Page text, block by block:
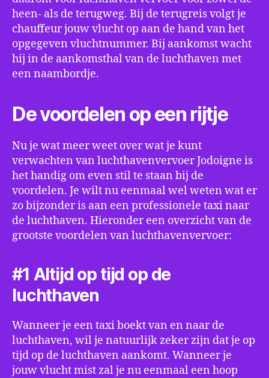
heen- als de terugweg. Bij de terugreis volgt je
chauffeur jouw vlucht op aan de hand van het
opgegeven vluchtnummer. Bij aankomst wacht
hij in de aankomsthal van de luchthaven met
een naambordje.
De voordelen op een rijtje
Nu je wat meer weet over wat je kunt
verwachten van luchthavenvervoer Jodoigne is
het handig om even stil te staan bij de
voordelen. Je wilt nu eenmaal wel weten wat er
zo bijzonder is aan een professionele taxi naar
de luchthaven. Hieronder een overzicht van de
grootste voordelen van luchthavenvervoer:
#1 Altijd op tijd op de
luchthaven
Wanneer je een taxi boekt van en naar de
luchthaven, wil je natuurlijk zeker zijn dat je op
tijd op de luchthaven aankomt. Wanneer je
jouw vlucht mist zal je nu eenmaal een hoop